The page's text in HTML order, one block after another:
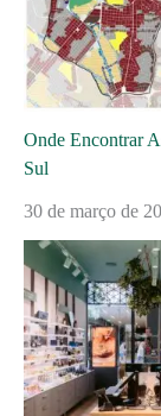
Onde Encontrar
Sul
30 de março de